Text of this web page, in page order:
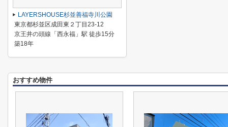
LAYERSHOUSE杉並善福寺川公園
東京都杉並区成田東２丁目23-12
京王井の頭線「西永福」駅 徒歩15分
築18年
おすすめ物件